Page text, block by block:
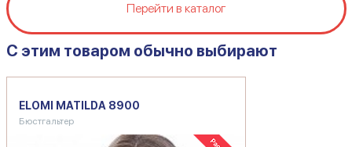
Перейти в каталог
C этим товаром обычно выбирают
ELOMI MATILDA 8900
Бюстгальтер